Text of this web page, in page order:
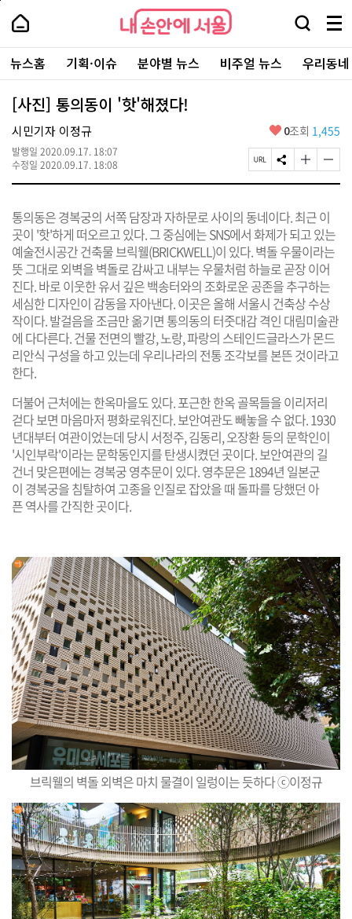
본
로
가
내
손
안
에
서
울
-
서
울
시
대
표
소
털
내
손
에
울
검
창
열
기
메
뉴
전
체
보
주
요
서
뉴스홈 기획·이슈 분야별 뉴스 비주얼 뉴스 우리동
[사진] 통의동이 '핫'해졌다!
시민기자 이정규
발행일 2020.09.17. 18:07
수정일 2020.09.17. 18:08
좋
요
0조회 1,455
페
이
R
L
복
사
S
N
유
하
기
글
자
크
게
변
경
하
기
글
자
작
게
변
경
하
기
통의동은 경복궁의 서쪽 담장과 자하문로 사이의 동네이다. 최근 이
곳이 '핫'하게 떠오르고 있다. 그 중심에는 SNS에서 화제가 되고 있는
예술전시공간 건축물 브릭웰(BRICKWELL)이 있다. 벽돌 우물이라는
뜻 그대로 외벽을 벽돌로 감싸고 내부는 우물처럼 하늘로 곧장 이어
진다. 바로 이웃한 유서 깊은 백송터와의 조화로운 공존을 추구하는
세심한 디자인이 감동을 자아낸다. 이곳은 올해 서울시 건축상 수상
작이다. 발걸음을 조금만 옮기면 통의동의 터줏대감 격인 대림미술관
에 다다른다. 건물 전면의 빨강, 노랑, 파랑의 스테인드글라스가 몬드
리안식 구성을 하고 있는데 우리나라의 전통 조각보를 본뜬 것이라고
한다.
더불어 근처에는 한옥마을도 있다. 포근한 한옥 골목들을 이리저리
걷다 보면 마음마저 평화로워진다. 보안여관도 빼놓을 수 없다. 1930
년대부터 여관이었는데 당시 서정주, 김동리, 오장환 등의 문학인이
'시인부락'이라는 문학동인지를 탄생시켰던 곳이다. 보안여관의 길
건너 맞은편에는 경복궁 영추문이 있다. 영추문은 1894년 일본군
이 경복궁을 침탈하여 고종을 인질로 잡았을 때 돌파를 당했던 아
픈 역사를 간직한 곳이다.
브릭웰의 벽돌 외벽은 마치 물결이 일렁이는 듯하다 ⓒ이정규
페
상
단
로